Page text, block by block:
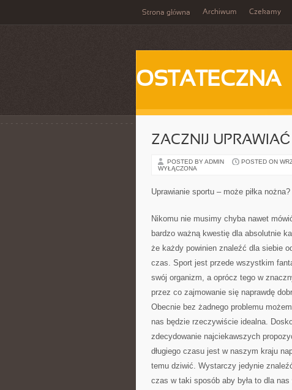
Strona główna Archiwum Czekamy
OSTATECZNA
ZACZNIJ
POSTED BY ADMIN POSTED ON
WYŁĄCZONA
Uprawianie sportu – może piłka nożna?
Nikomu nie musimy chyba nawet
bardzo ważną kwestię dla absolutnie
że każdy powinien znaleźć dla siebie
czas. Sport jest przede wszystkim
swój organizm, a oprócz tego w
przez co zajmowanie się naprawdę
Obecnie bez żadnego problemu
nas będzie rzeczywiście idealna.
zdecydowanie najciekawszych
długiego czasu jest w naszym kraju
temu dziwić. Wystarczy jedynie
czas w taki sposób aby była to dla